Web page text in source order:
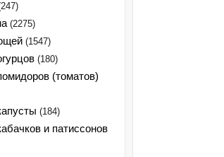
(2275)
(1547)
(180)
(томатов)
(184)
и патиссонов